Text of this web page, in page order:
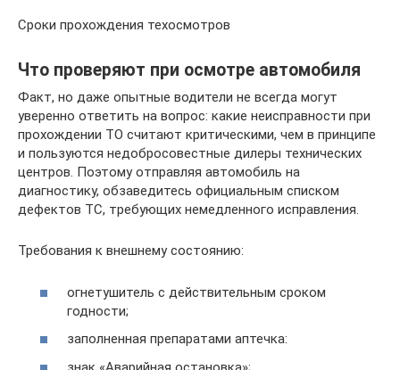
Сроки прохождения техосмотров
Что проверяют при осмотре автомобиля
Факт, но даже опытные водители не всегда могут
уверенно ответить на вопрос: какие неисправности при
прохождении ТО считают критическими, чем в принципе
и пользуются недобросовестные дилеры технических
центров. Поэтому отправляя автомобиль на
диагностику, обзаведитесь официальным списком
дефектов ТС, требующих немедленного исправления.
Требования к внешнему состоянию:
огнетушитель с действительным сроком
годности;
заполненная препаратами аптечка: